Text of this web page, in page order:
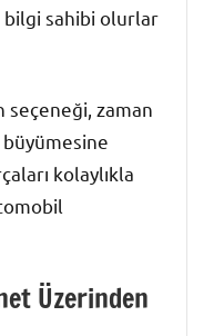
bilgi sahibi olurlar
seçeneği, zaman
kolaylıkla
Üzerinden